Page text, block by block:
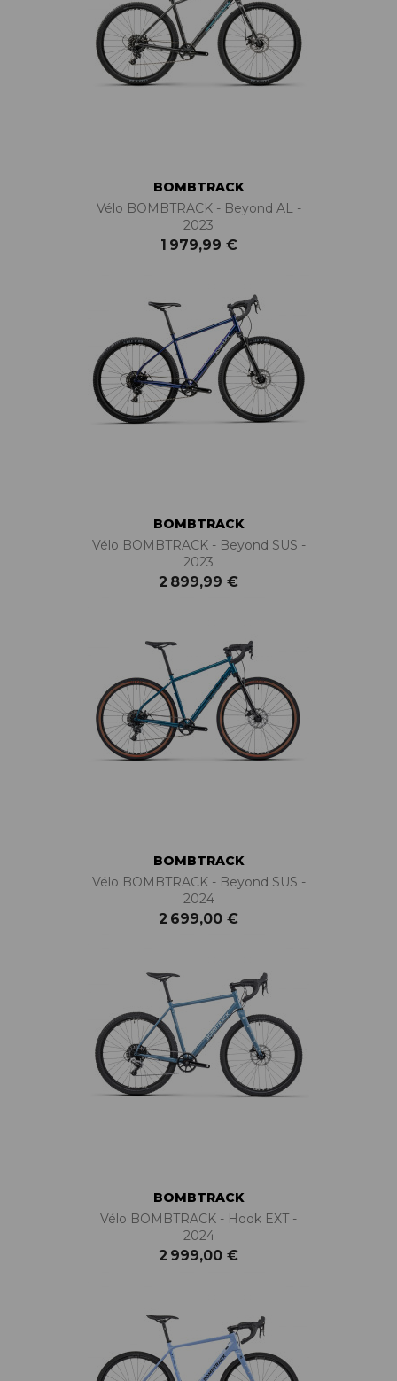
BOMBTRACK
Vélo BOMBTRACK - Beyond AL -
2023
1 979,99 €
BOMBTRACK
Vélo BOMBTRACK - Beyond SUS -
2023
2 899,99 €
BOMBTRACK
Vélo BOMBTRACK - Beyond SUS -
2024
2 699,00 €
BOMBTRACK
Vélo BOMBTRACK - Hook EXT -
2024
2 999,00 €